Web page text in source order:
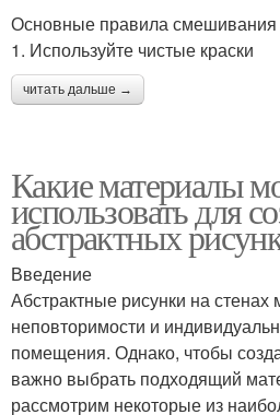
Основные правила смешивания
1. Используйте чистые краски
читать дальше →
Какие материалы
использовать для
абстрактных
Введение
Абстрактные рисунки на стенах
неповторимости и
помещения. Однако, чтобы
важно выбрать подходящий
рассмотрим некоторые из